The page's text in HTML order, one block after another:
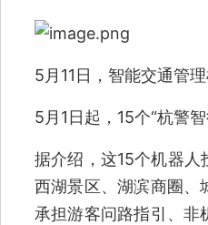
5月11日，智能交通管
5月1日起，15个“杭警
据介绍，这15个机器
西湖景区、湖滨商圈、
承担游客问路指引、非